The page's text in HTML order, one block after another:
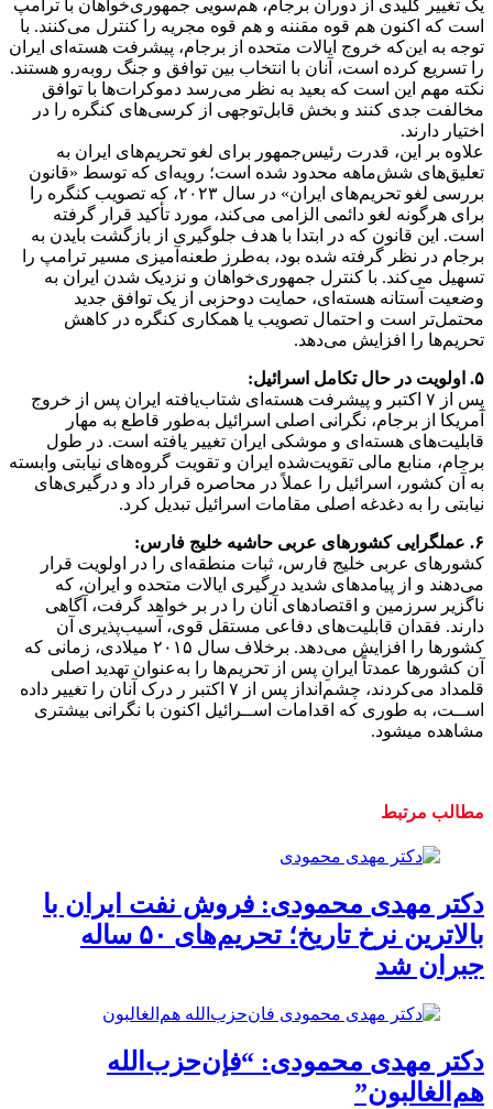
یک تغییر کلیدی از دوران برجام، هم‌سویی جمهوری‌خواهان با ترامپ
است که اکنون هم قوه مقننه و هم قوه مجریه را کنترل می‌کنند. با
توجه به این‌که خروج ایالات متحده از برجام، پیشرفت هسته‌ای ایران
را تسریع کرده است، آنان با انتخاب بین توافق و جنگ روبه‌رو هستند.
نکته مهم این است که بعید به نظر می‌رسد دموکرات‌ها با توافق
مخالفت جدی کنند و بخش قابل‌توجهی از کرسی‌های کنگره را در
اختیار دارند.
علاوه بر این، قدرت رئیس‌جمهور برای لغو تحریم‌های ایران به
تعلیق‌های شش‌ماهه محدود شده است؛ رویه‌ای که توسط «قانون
بررسی لغو تحریم‌های ایران» در سال ۲۰۲۳، که تصویب کنگره را
برای هرگونه لغو دائمی الزامی می‌کند، مورد تأکید قرار گرفته
است. این قانون که در ابتدا با هدف جلوگیری از بازگشت بایدن به
برجام در نظر گرفته شده بود، به‌طرز طعنه‌آمیزی مسیر ترامپ را
تسهیل می‌کند. با کنترل جمهوری‌خواهان و نزدیک شدن ایران به
وضعیت آستانه هسته‌ای، حمایت دوحزبی از یک توافق جدید
محتمل‌تر است و احتمال تصویب یا همکاری کنگره در کاهش
تحریم‌ها را افزایش می‌دهد.
۵. اولویت در حال تکامل اسرائیل:
پس از ۷ اکتبر و پیشرفت هسته‌ای شتاب‌یافته ایران پس از خروج
آمریکا از برجام، نگرانی اصلی اسرائیل به‌طور قاطع به مهار
قابلیت‌های هسته‌ای و موشکی ایران تغییر یافته است. در طول
برجام، منابع مالی تقویت‌شده ایران و تقویت گروه‌های نیابتی وابسته
به آن کشور، اسرائیل را عملاً در محاصره قرار داد و درگیری‌های
نیابتی را به دغدغه اصلی مقامات اسرائیل تبدیل کرد.
۶. عملگرایی کشورهای عربی حاشیه خلیج فارس:
کشورهای عربی خلیج فارس، ثبات منطقه‌ای را در اولویت قرار
می‌دهند و از پیامدهای شدید درگیری ایالات متحده و ایران، که
ناگزیر سرزمین و اقتصادهای آنان را در بر خواهد گرفت، آگاهی
دارند. فقدان قابلیت‌های دفاعی مستقل قوی، آسیب‌پذیری آن
کشورها را افزایش می‌دهد. برخلاف سال ۲۰۱۵ میلادی، زمانی که
آن کشورها عمدتاً ایرانِ پس از تحریم‌ها را به‌عنوان تهدید اصلی
قلمداد می‌کردند، چشم‌انداز پس از ۷ اکتبر ر درک آنان را تغییر داده
اســت، به طوری که اقدامات اســرائیل اکنون با نگرانی بیشتری
مشاهده میشود.
مطالب مرتبط
دکتر مهدی محمودی: فروش نفت ایران با
بالاترین نرخ تاریخ؛ تحریم‌های ۵۰ ساله
جبران شد
دکتر مهدی محمودی: “فإن‌حزب‌الله‌
هم‌الغالبون‌”